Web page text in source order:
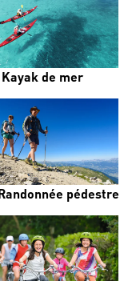
Kayak de mer
pédestre